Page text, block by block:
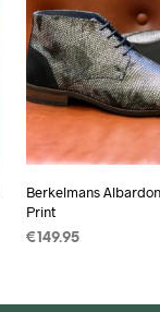
Berkelmans
Print
€ 149.95